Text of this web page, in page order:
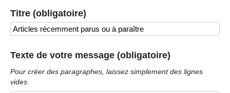
Titre (obligatoire)
Texte de votre message (obligatoire)
Pour créer des paragraphes, laissez simplement des lignes
vides.